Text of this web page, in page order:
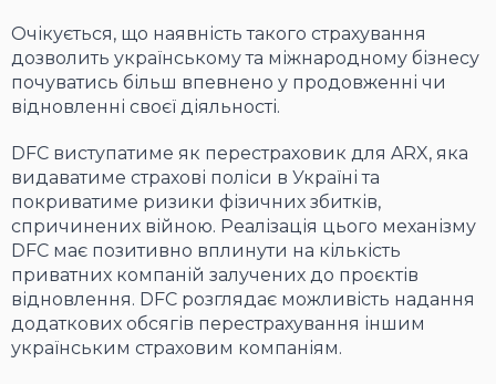
Очікується, що наявність такого страхування
дозволить українському та міжнародному бізнесу
почуватись більш впевнено у продовженні чи
відновленні своєї діяльності.
DFC виступатиме як перестраховик для ARX, яка
видаватиме страхові поліси в Україні та
покриватиме ризики фізичних збитків,
спричинених війною. Реалізація цього механізму
DFC має позитивно вплинути на кількість
приватних компаній залучених до проєктів
відновлення. DFC розглядає можливість надання
додаткових обсягів перестрахування іншим
українським страховим компаніям.